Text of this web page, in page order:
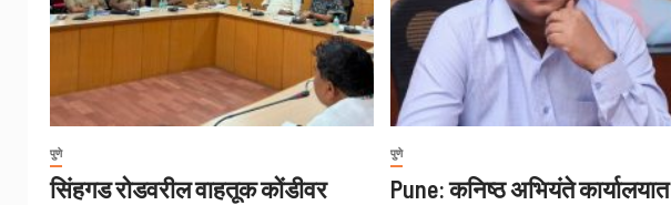
पुणे
सिंहगड रोडवरील वाहतूक कोंडीवर
पुणे
Pune: कनिष्ठ अभियंते कार्यालयात